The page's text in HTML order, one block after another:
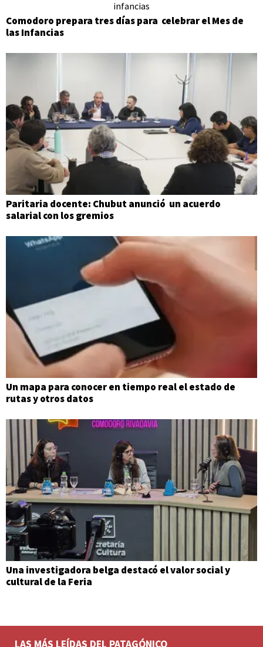
Comodoro prepara tres días para celebrar el Mes de
las Infancias
Paritaria docente: Chubut anunció un acuerdo
salarial con los gremios
Un mapa para conocer en tiempo real el estado de
rutas y otros datos
Una investigadora belga destacó el valor social y
cultural de la Feria
LAS MÁS LEÍDAS DEL PATAGÓNICO